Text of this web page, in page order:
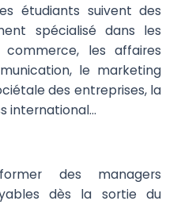
étudiants suivent des
spécialisé dans les
commerce, les affaires
le marketing
des entreprises, la
international…
des managers
dès la sortie du